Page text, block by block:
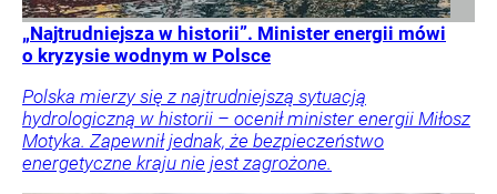
„Najtrudniejsza w historii”. Minister energii mówi
o kryzysie wodnym w Polsce
Polska mierzy się z najtrudniejszą sytuacją
hydrologiczną w historii – ocenił minister energii Miłosz
Motyka. Zapewnił jednak, że bezpieczeństwo
energetyczne kraju nie jest zagrożone.